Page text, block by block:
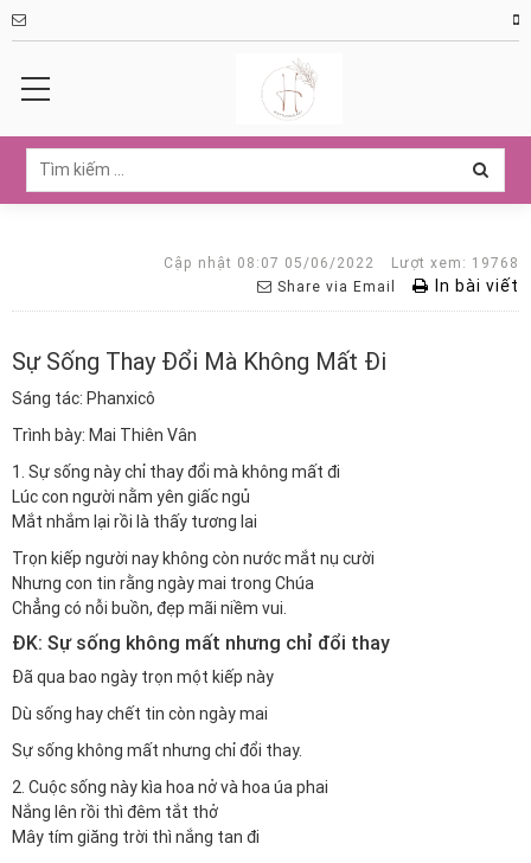
Cập nhật 08:07 05/06/2022
Lượt xem: 19768
Share via Email
In bài viết
Sự Sống Thay Đổi Mà Không Mất Đi
Sáng tác: Phanxicô
Trình bày: Mai Thiên Vân
1. Sự sống này chỉ thay đổi mà không mất đi
Lúc con người nằm yên giấc ngủ
Mắt nhắm lại rồi là thấy tương lai
Trọn kiếp người nay không còn nước mắt nụ cười
Nhưng con tin rằng ngày mai trong Chúa
Chẳng có nỗi buồn, đẹp mãi niềm vui.
ĐK: Sự sống không mất nhưng chỉ đổi thay
Đã qua bao ngày trọn một kiếp này
Dù sống hay chết tin còn ngày mai
Sự sống không mất nhưng chỉ đổi thay.
2. Cuộc sống này kìa hoa nở và hoa úa phai
Nắng lên rồi thì đêm tắt thở
Mây tím giăng trời thì nắng tan đi